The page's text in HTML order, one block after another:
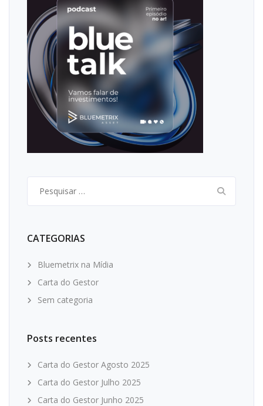
por:
CATEGORIAS
Bluemetrix na Mídia
Carta do Gestor
Sem categoria
Posts recentes
Carta do Gestor Agosto 2025
Carta do Gestor Julho 2025
Carta do Gestor Junho 2025